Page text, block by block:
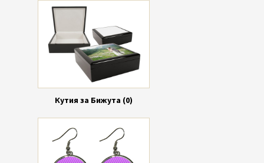
Кутия за Бижута (0)